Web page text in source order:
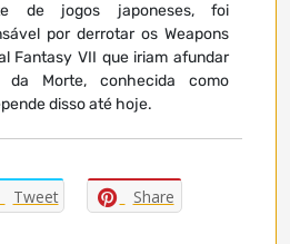
de jogos japoneses, foi
por derrotar os Weapons
Fantasy VII que iriam afundar
Morte, conhecida como
disso até hoje.
Tweet Share